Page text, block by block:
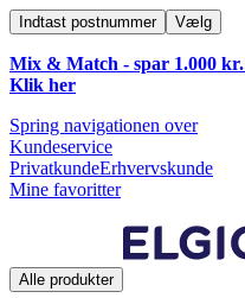
Indtast postnummer Vælg
Mix & Match - spar 1.000
Klik her
Spring navigationen over
Kundeservice
PrivatkundeErhvervskunde
Mine favoritter
Alle produkter